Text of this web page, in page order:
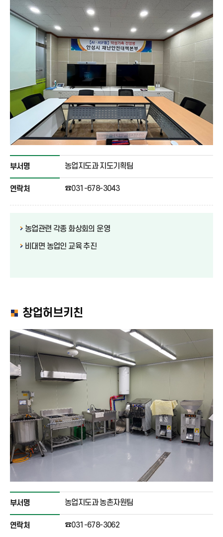
부서명 농업지도과 지도기획팀
연락처 ☎031-678-3043
농업관련 각종 화상회의 운영
비대면 농업인 교육 추진
창업허브키친
부서명 농업지도과 농촌자원팀
연락처 ☎031-678-3062